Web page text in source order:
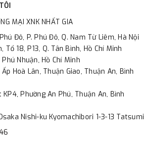
MẠI XNK NHẤT GIA
Đô, P. Phú Đô, Q. Nam Từ Liêm, Hà Nội
Tổ 18, P13, Q. Tân Bình, Hồ Chí Minh
Nhuận, Hồ Chí Minh
Ấp Hoà Lân, Thuận Giao, Thuận An, Bình
KP4, Phường An Phú, Thuận An, Bình
Nishi-ku Kyomachibori 1-3-13 Tatsumi